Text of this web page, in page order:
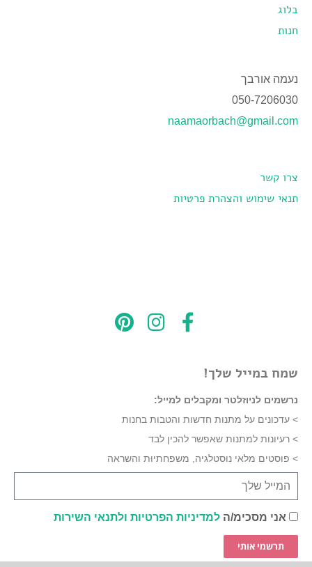
בלוג
חנות
נעמה אורבך
050-7206030
naamaorbach@gmail.com
צרו קשר
תנאי שימוש והצהרת פרטיות
שמח במייל שלך!
נרשמים לניוזלטר ומקבלים למייל:
> עדכונים על מתנות חדשות והטבות בחנות
> רעיונות למתנות שאפשר להכין לבד
> פוסטים מלאי נוסטלגיה, משפחתיוּת והשראה
אני מסכימ/ה למדיניות הפרטיות ולתנאי השירות
תרשמי אותי